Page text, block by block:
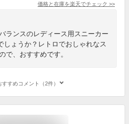
価格と在庫を楽天でチェック >>
ランスのレディース用スニーカー
しょうか？レトロでおしゃれなス
で、おすすめです。
すめコメント（2件）